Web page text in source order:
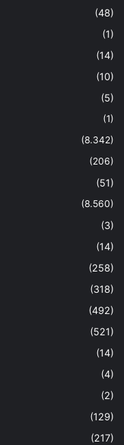
(48)
(1)
(14)
(10)
(5)
(1)
(8.342)
(206)
(51)
(8.560)
(3)
(14)
(258)
(318)
(492)
(521)
(14)
(4)
(2)
(129)
(217)